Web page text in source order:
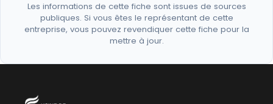
Les informations de cette fiche sont issues de sources
publiques. Si vous êtes le représentant de cette
entreprise, vous pouvez revendiquer cette fiche pour la
mettre à jour.